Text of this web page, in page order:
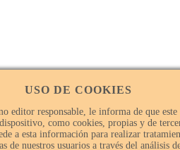
USO DE COOKIES
editor responsable, le informa de que este
como cookies, propias y de
a esta información para realizar
de nuestros usuarios a través del análisis